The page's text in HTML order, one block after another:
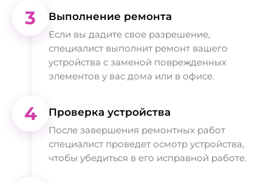
3 Выполнение ремонта
Если вы дадите свое разрешение,
специалист выполнит ремонт вашего
устройства с заменой поврежденных
элементов у вас дома или в офисе.
4 Проверка устройства
После завершения ремонтных работ
специалист проведет осмотр устройства,
чтобы убедиться в его исправной работе.